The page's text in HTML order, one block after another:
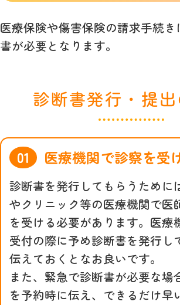
医療保険や傷害保険の請求手続
書が必要となります。
診断書発行・提
医療機関で診察を受
診断書を発行してもらうために
やクリニック等の医療機関で医
を受ける必要があります。医療
受付の際に予め診断書を発行し
伝えておくとなお良いです。
また、緊急で診断書が必要な場
を予約時に伝え、できるだけ早